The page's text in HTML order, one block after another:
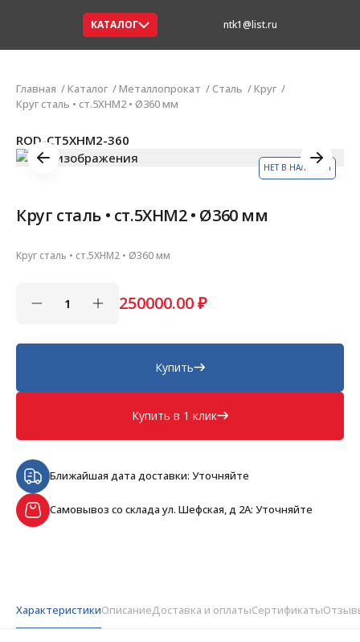
КАТАЛОГ ntk1@list.ru
Главная Каталог Металлопрокат Сталь
Круг
Круг сталь • ст.5ХНМ2 • Ø360 мм
НЕТ В НАЛИЧИИ
ROD-СТ5ХНМ2-360
Круг сталь • ст.5ХНМ2 • Ø360 мм
Круг сталь • ст.5ХНМ2 • Ø360 мм
250000.00₽
Купить
Купить в 1 клик
Ближайшая дата доставки: Уточняйте
Самовывоз со склада ул. Шефская, д 2А: Уточняйте
ХарактеристикиОписаниеДоставка и оплатыСертификаты